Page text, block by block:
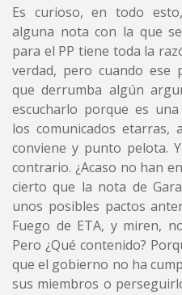
Es curioso, en todo
alguna nota con la que
para el PP tiene toda la
verdad, pero cuando ese
que derrumba algún
escucharlo porque es
los comunicados etarras,
conviene y punto pelota.
contrario. ¿Acaso no han
cierto que la nota de
unos posibles pactos
Fuego de ETA, y miren,
Pero ¿Qué contenido?
que el gobierno no ha
sus miembros o